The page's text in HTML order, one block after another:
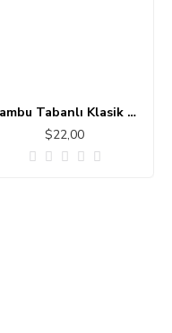
Bambu Tabanlı Klasik Halı MS109
$22,00